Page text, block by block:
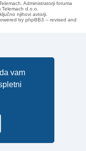
vam
Administratorji foruma
d.o.o.
njihovi avtorji.
by phpBB3 -- revised and